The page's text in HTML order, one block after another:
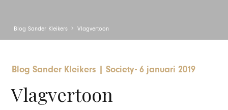
Blog Sander Kleikers Vlagvertoon
Blog Sander Kleikers | Society-6 januari 2019
Vlagvertoon